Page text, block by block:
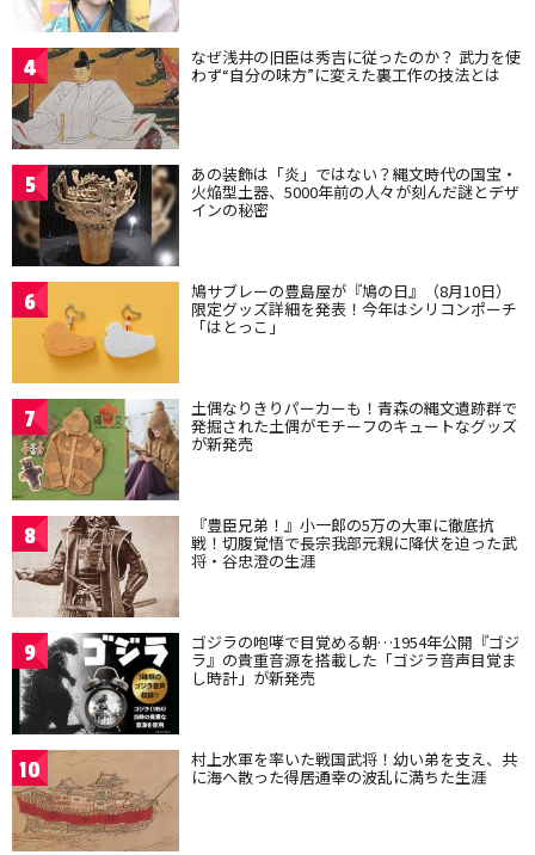
4 なぜ浅井の旧臣は秀吉に従ったのか？ 武力を使
わず“自分の味方”に変えた裏工作の技法とは
5 あの装飾は「炎」ではない？縄文時代の国宝・
火焔型土器、5000年前の人々が刻んだ謎とデザ
インの秘密
6 鳩サブレーの豊島屋が『鳩の日』（8月10日）
限定グッズ詳細を発表！今年はシリコンポーチ
「はとっこ」
7 土偶なりきりパーカーも！青森の縄文遺跡群で
発掘された土偶がモチーフのキュートなグッズ
が新発売
8 『豊臣兄弟！』小一郎の5万の大軍に徹底抗
戦！切腹覚悟で長宗我部元親に降伏を迫った武
将・谷忠澄の生涯
9 ゴジラの咆哮で目覚める朝…1954年公開『ゴジ
ラ』の貴重音源を搭載した「ゴジラ音声目覚ま
し時計」が新発売
10 村上水軍を率いた戦国武将！幼い弟を支え、共
に海へ散った得居通幸の波乱に満ちた生涯